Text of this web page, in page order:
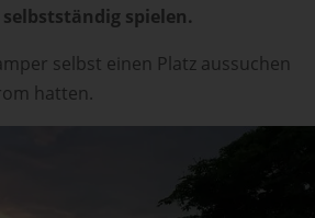
spielen.
selbst einen Platz aussuchen
hatten.